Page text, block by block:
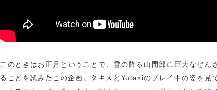
このときはお正月ということで、雪の降る山間部に巨大なぜん
ることを試みたこの企画。タキスとYutaniのプレイ中の姿を見